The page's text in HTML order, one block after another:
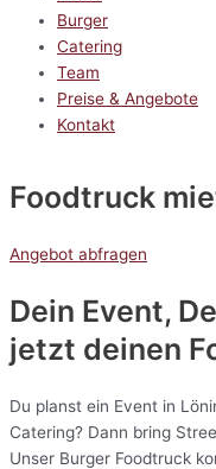
Burger
Catering
Team
Preise & Angebote
Kontakt
Foodtruck
Angebot abfragen
Dein Event,
jetzt deinen
Du planst ein Event in
Catering? Dann bring
Unser Burger Foodtruck